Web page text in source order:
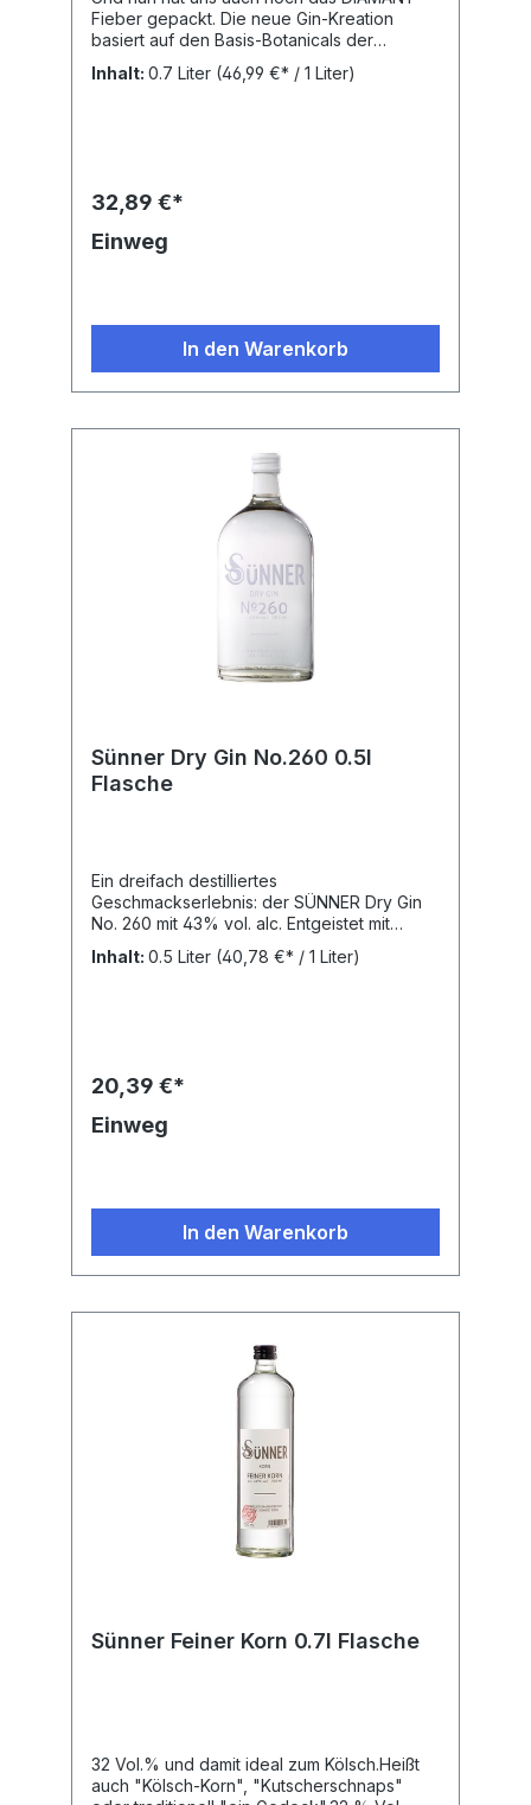
Fieber gepackt. Die neue Gin-Kreation
basiert auf den Basis-Botanicals der
anderen beiden Gins: Wacholder, Lavendel,
Pomeranzenschalen und Zitronenschalen.
stößt die Tür zu einer völlig neuen Gin-
Erfahrung auf.Mit einem Alkoholgehalt von
47 % vol. steigen wir hoch, aber nicht zu
als auch im Geschmack. Die Nase und der
Gaumen werden überrascht von einer
anhaltend im Mund verbleibt. 47 % Vol.
Inhalt: 0.7 Liter (46,99 €* / 1 Liter)
32,89 €*
Einweg
In den Warenkorb
Sünner Dry Gin No.260 0.5l
Flasche
Ein dreifach destilliertes
Geschmackserlebnis: der SÜNNER Dry Gin
No. 260 mit 43% vol. alc. Entgeistet mit
frischen Wacholderbeeren und einer
speziellen Note aus Lavendel, Zitrone und
Inhalt: 0.5 Liter (40,78 €* / 1 Liter)
20,39 €*
Einweg
In den Warenkorb
Sünner Feiner Korn 0.7l Flasche
32 Vol.% und damit ideal zum Kölsch.Heißt
auch "Kölsch-Korn", "Kutscherschnaps"